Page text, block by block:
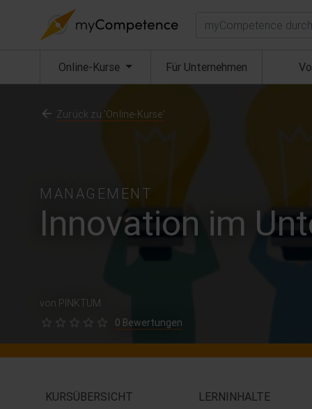
Suchen
Online-Kurse (aktuell) Für Unternehmen
MANAGEMENT
Innovation im
von PINKTUM
0 Bewertungen
Zurück zu 'Online-Kurse'
KURSÜBERSICHT LERNINHALTE